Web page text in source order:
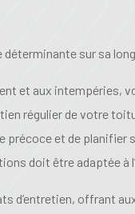
déterminante sur sa
et aux intempéries,
régulier de votre
précoce et de planifier
doit être adaptée à
d’entretien, offrant